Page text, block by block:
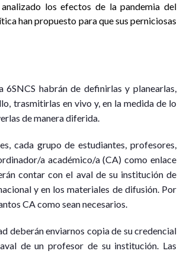
los efectos de la pandemia del
han propuesto para que sus perniciosas
habrán de definirlas y planearlas,
trasmitirlas en vivo y, en la medida de lo
de manera diferida.
cada grupo de estudiantes, profesores,
a académico/a (CA) como enlace
contar con el aval de su institución de
y en los materiales de difusión. Por
CA como sean necesarios.
deberán enviarnos copia de su credencial
de un profesor de su institución. Las